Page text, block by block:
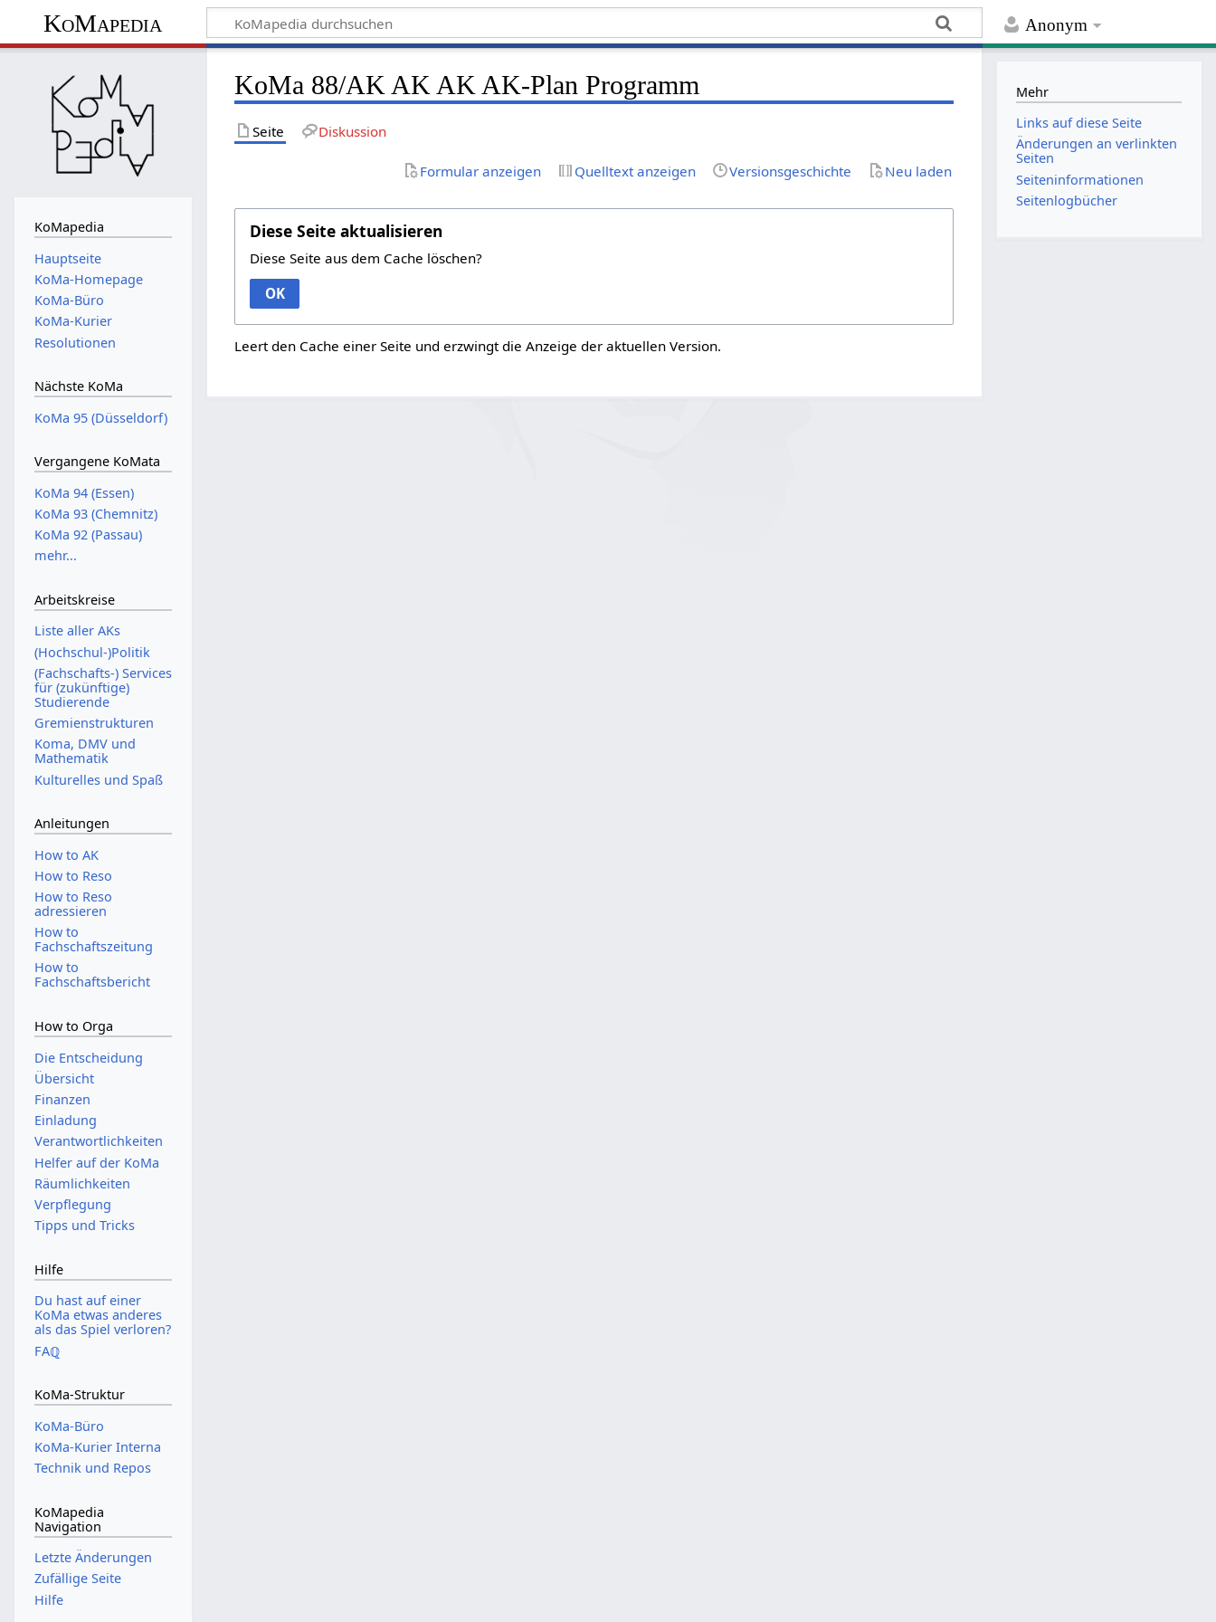
Anonym
KoMapedia
KoMa 88/AK AK AK AK-Plan Programm
Seite Diskussion
Formular anzeigen Quelltext anzeigen Versionsgeschichte Neu laden
Diese Seite aktualisieren
Diese Seite aus dem Cache löschen?
OK
Leert den Cache einer Seite und erzwingt die Anzeige der aktuellen Version.
KoMapedia
Hauptseite
KoMa-Homepage
KoMa-Büro
KoMa-Kurier
Resolutionen
Nächste KoMa
KoMa 95 (Düsseldorf)
Vergangene KoMata
KoMa 94 (Essen)
KoMa 93 (Chemnitz)
KoMa 92 (Passau)
mehr...
Arbeitskreise
Liste aller AKs
(Hochschul-)Politik
(Fachschafts-) Services
für (zukünftige)
Studierende
Gremienstrukturen
Koma, DMV und
Mathematik
Kulturelles und Spaß
Anleitungen
How to AK
How to Reso
How to Reso
adressieren
How to
Fachschaftszeitung
How to
Fachschaftsbericht
How to Orga
Die Entscheidung
Übersicht
Finanzen
Einladung
Verantwortlichkeiten
Helfer auf der KoMa
Räumlichkeiten
Verpflegung
Tipps und Tricks
Hilfe
Du hast auf einer
KoMa etwas anderes
als das Spiel verloren?
FAℚ
KoMa-Struktur
KoMa-Büro
KoMa-Kurier Interna
Technik und Repos
KoMapedia
Navigation
Letzte Änderungen
Zufällige Seite
Hilfe
Mehr
Links auf diese Seite
Änderungen an verlinkten
Seiten
Seiten­­informationen
Seitenlogbücher